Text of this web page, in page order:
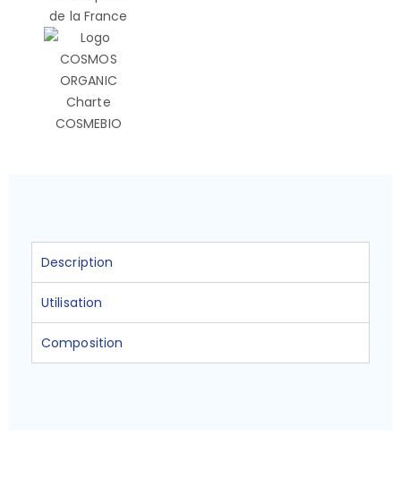
Description
Utilisation
Composition